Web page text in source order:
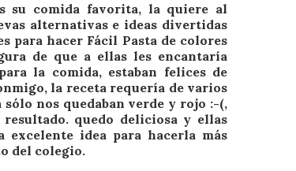
su comida favorita, la quiere al
alternativas e ideas divertidas
para hacer Fácil Pasta de colores
de que a ellas les encantaría
la comida, estaban felices de
, la receta requería de varios
nos quedaban verde y rojo :-(,
quedo deliciosa y ellas
idea para hacerla más
del colegio.